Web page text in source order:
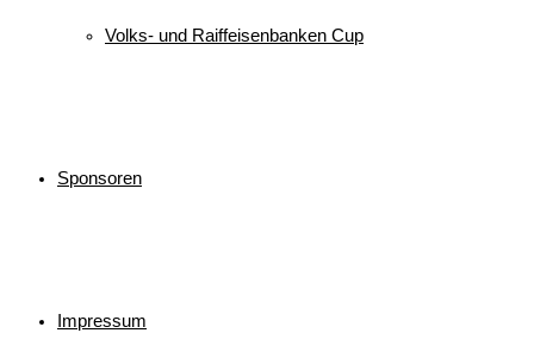
Volks- und Raiffeisenbanken Cup
Sponsoren
Impressum